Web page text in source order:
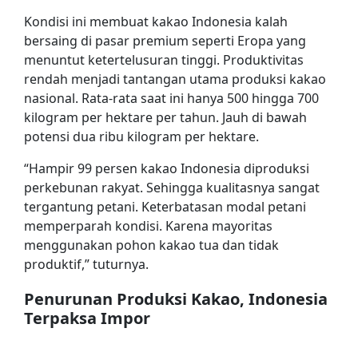
Kondisi ini membuat kakao Indonesia kalah
bersaing di pasar premium seperti Eropa yang
menuntut ketertelusuran tinggi. Produktivitas
rendah menjadi tantangan utama produksi kakao
nasional. Rata-rata saat ini hanya 500 hingga 700
kilogram per hektare per tahun. Jauh di bawah
potensi dua ribu kilogram per hektare.
“Hampir 99 persen kakao Indonesia diproduksi
perkebunan rakyat. Sehingga kualitasnya sangat
tergantung petani. Keterbatasan modal petani
memperparah kondisi. Karena mayoritas
menggunakan pohon kakao tua dan tidak
produktif,” tuturnya.
Penurunan Produksi Kakao, Indonesia
Terpaksa Impor